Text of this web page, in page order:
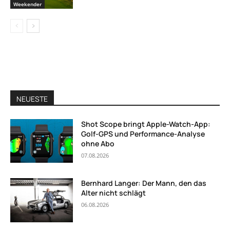
Weekender
NEUESTE
Shot Scope bringt Apple-Watch-App:
Golf-GPS und Performance-Analyse
ohne Abo
07.08.2026
Bernhard Langer: Der Mann, den das
Alter nicht schlägt
06.08.2026